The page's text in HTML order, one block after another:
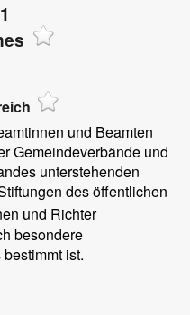
und Beamten
Gemeindeverbände und
unterstehenden
des öffentlichen
und Richter
besondere
ist.